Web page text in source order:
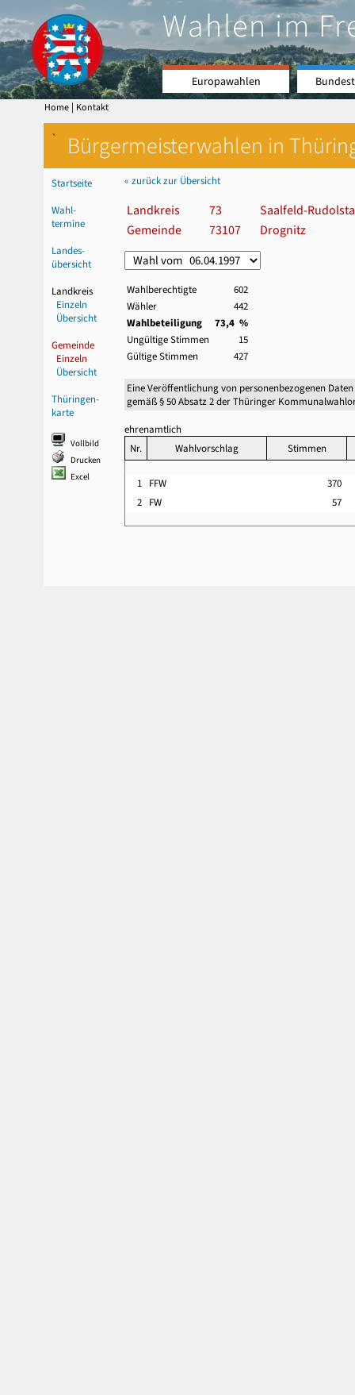
Wahlen im
Europawahlen
Home | Kontakt
` Bürgermeisterwahlen in
Startseite
Wahl-
termine
Landes-
übersicht
Landkreis
Einzeln
Übersicht
Gemeinde
Einzeln
Übersicht
Thüringen-
karte
Vollbild
Drucken
Excel
« zurück zur Übersicht
Landkreis 73
Saalfeld-
Gemeinde
73107 Drognitz
Wahlberechtigte
602
Wähler
442
Wahlbeteiligung
73,4 %
Ungültige Stimmen
15
Gültige Stimmen
427
Eine Veröffentlichung von personenbezogenen
gemäß § 50 Absatz 2 der Thüringer
ehrenamtlich
Nr.
Wahlvorschlag Stimmen
1 FFW
370
2 FW 57